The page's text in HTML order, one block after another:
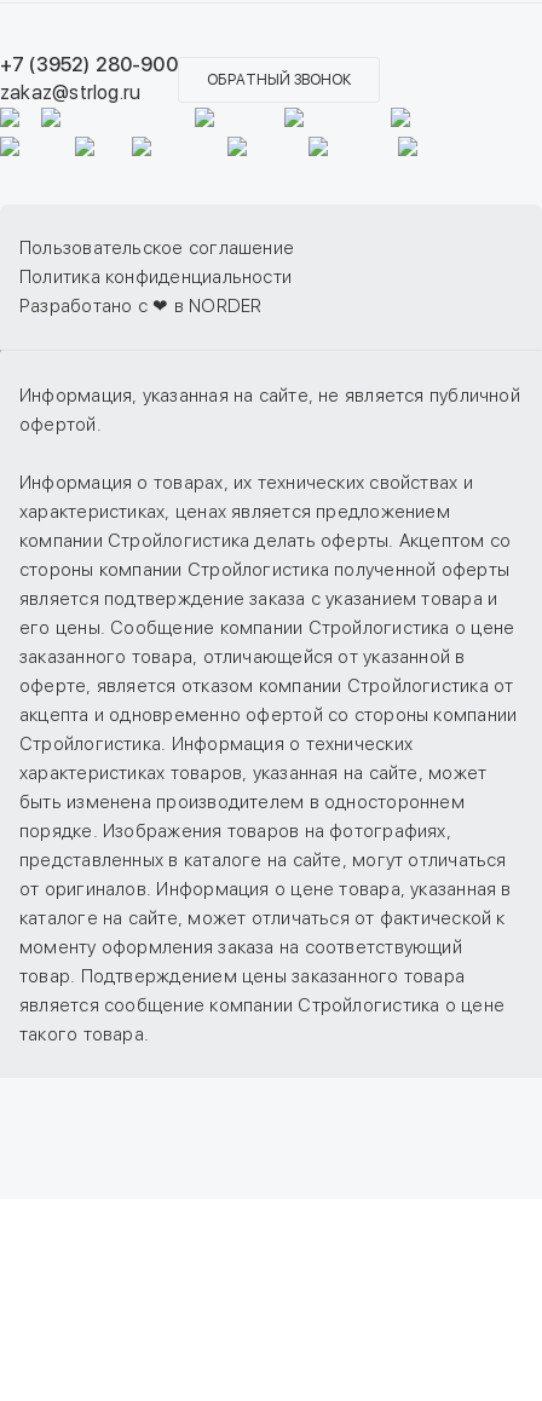
+7 (3952) 280-900
zakaz@strlog.ru
ОБРАТНЫЙ ЗВОНОК
Пользовательское соглашение
Политика конфиденциальности
Разработано с ❤ в NORDER
Информация, указанная на сайте, не является публичной
офертой.
Информация о товарах, их технических свойствах и
характеристиках, ценах является предложением
компании Стройлогистика делать оферты. Акцептом со
стороны компании Стройлогистика полученной оферты
является подтверждение заказа с указанием товара и
его цены. Сообщение компании Стройлогистика о цене
заказанного товара, отличающейся от указанной в
оферте, является отказом компании Стройлогистика от
акцепта и одновременно офертой со стороны компании
Стройлогистика. Информация о технических
характеристиках товаров, указанная на сайте, может
быть изменена производителем в одностороннем
порядке. Изображения товаров на фотографиях,
представленных в каталоге на сайте, могут отличаться
от оригиналов. Информация о цене товара, указанная в
каталоге на сайте, может отличаться от фактической к
моменту оформления заказа на соответствующий
товар. Подтверждением цены заказанного товара
является сообщение компании Стройлогистика о цене
такого товара.